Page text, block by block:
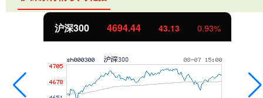
北证50 1134.24 11.37